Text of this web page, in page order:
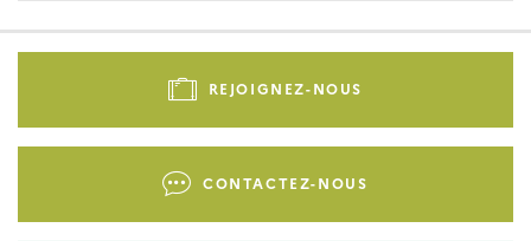
Pied
-
REJOIGNEZ-NOUS
CONTACTEZ-NOUS